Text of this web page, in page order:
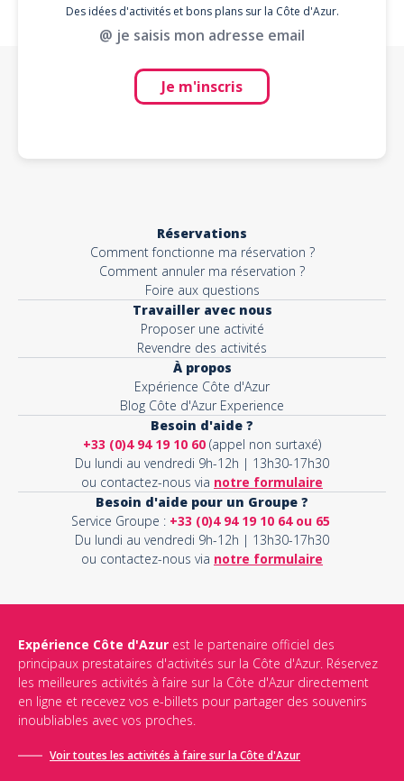
Des idées d'activités et bons plans sur la Côte d'Azur.
@ je saisis mon adresse email
Je m'inscris
Réservations
Comment fonctionne ma réservation ?
Comment annuler ma réservation ?
Foire aux questions
Travailler avec nous
Proposer une activité
Revendre des activités
À propos
Expérience Côte d'Azur
Blog Côte d'Azur Experience
Besoin d'aide ?
+33 (0)4 94 19 10 60 (appel non surtaxé)
Du lundi au vendredi 9h-12h | 13h30-17h30
ou contactez-nous via notre formulaire
Besoin d'aide pour un Groupe ?
Service Groupe : +33 (0)4 94 19 10 64 ou 65
Du lundi au vendredi 9h-12h | 13h30-17h30
ou contactez-nous via notre formulaire
Expérience Côte d'Azur est le partenaire officiel des
principaux prestataires d'activités sur la Côte d'Azur. Réservez
les meilleures activités à faire sur la Côte d'Azur directement
en ligne et recevez vos e-billets pour partager des souvenirs
inoubliables avec vos proches.
Voir toutes les activités à faire sur la Côte d'Azur